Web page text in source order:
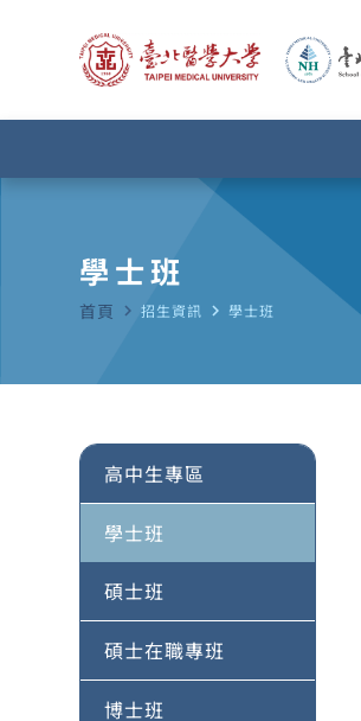
學士班
首頁 navigate_next 招生資訊 navigate_next 學士班
高中生專區
學士班
碩士班
碩士在職專班
博士班